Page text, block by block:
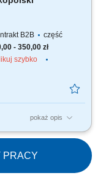
B2B
część
- 350,00 zł
szybko
pokaż opis
się w medycznej
doświadczonych
na rozwój oraz
jako tzn. Lekarz...
PRACY